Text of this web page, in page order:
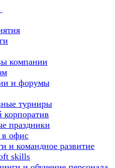
компании
и форумы
турниры
корпоратив
праздники
офис
и командное развитие
skills